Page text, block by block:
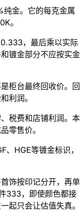
金。它的每克金属
。
，最后乘以实际
镀金部分不应按实金
柜台最终回收价。回
利润。
税费和店铺利润。本
零售价。
、HGE等镀金标识，
饰按印记分开，再单
333，即使颜色都接
起只会让估值失真。